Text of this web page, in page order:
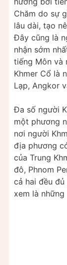
Chăm do sự
lâu dài, tạo
Đây cũng là
nhận sớm
tiếng Môn và
Khmer Cổ là
Lạp, Angkor
Đa số người
một phương
nơi người
địa phương
của Trung
đô, Phnom
cả hai đều
xem là